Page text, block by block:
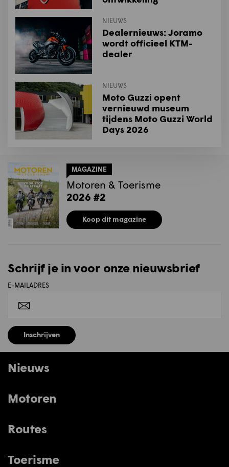
NIEUWS
Dealernieuws: Joramo
wordt officieel KTM-
dealer
NIEUWS
Moto Guzzi opent
vernieuwd museum
tijdens Moto Guzzi World
Days 2026
MAGAZINE
Motoren & Toerisme
2026 #2
Koop dit magazine
Schrijf je in voor onze nieuwsbrief
E-MAILADRES
Inschrijven
Nieuws
Motoren
Routes
Toerisme